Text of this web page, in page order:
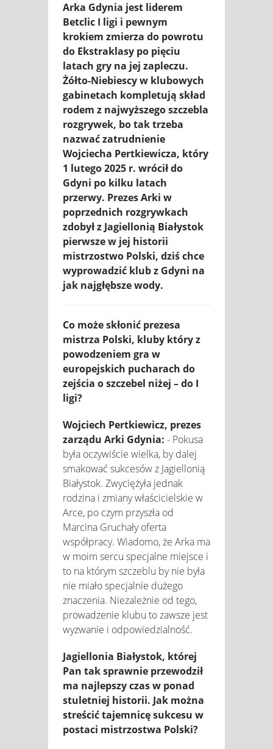
Arka Gdynia jest liderem
Betclic I ligi i pewnym
krokiem zmierza do powrotu
do Ekstraklasy po pięciu
latach gry na jej zapleczu.
Żółto-Niebiescy w klubowych
gabinetach kompletują skład
rodem z najwyższego szczebla
rozgrywek, bo tak trzeba
nazwać zatrudnienie
Wojciecha Pertkiewicza, który
1 lutego 2025 r. wrócił do
Gdyni po kilku latach
przerwy. Prezes Arki w
poprzednich rozgrywkach
zdobył z Jagiellonią Białystok
pierwsze w jej historii
mistrzostwo Polski, dziś chce
wyprowadzić klub z Gdyni na
jak najgłębsze wody.
Co może skłonić prezesa
mistrza Polski, kluby który z
powodzeniem gra w
europejskich pucharach do
zejścia o szczebel niżej – do I
ligi?
Wojciech Pertkiewicz, prezes
zarządu Arki Gdynia: - Pokusa
była oczywiście wielka, by dalej
smakować sukcesów z Jagiellonią
Białystok. Zwyciężyła jednak
rodzina i zmiany właścicielskie w
Arce, po czym przyszła od
Marcina Gruchały oferta
współpracy. Wiadomo, że Arka ma
w moim sercu specjalne miejsce i
to na którym szczeblu by nie była
nie miało specjalnie dużego
znaczenia. Niezależnie od tego,
prowadzenie klubu to zawsze jest
wyzwanie i odpowiedzialność.
Jagiellonia Białystok, której
Pan tak sprawnie przewodził
ma najlepszy czas w ponad
stuletniej historii. Jak można
streścić tajemnicę sukcesu w
postaci mistrzostwa Polski?